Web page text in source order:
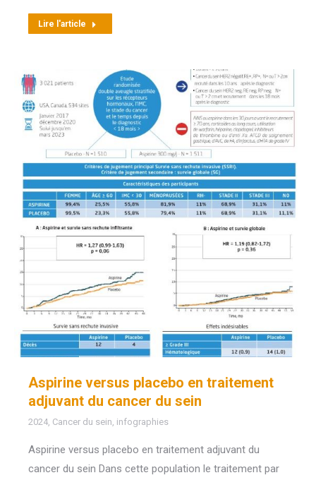
Lire l'article
Aspirine versus placebo en traitement
adjuvant du cancer du sein
2024 Cancer du sein infographies
Aspirine versus placebo en traitement adjuvant du
cancer du sein Dans cette population le traitement par